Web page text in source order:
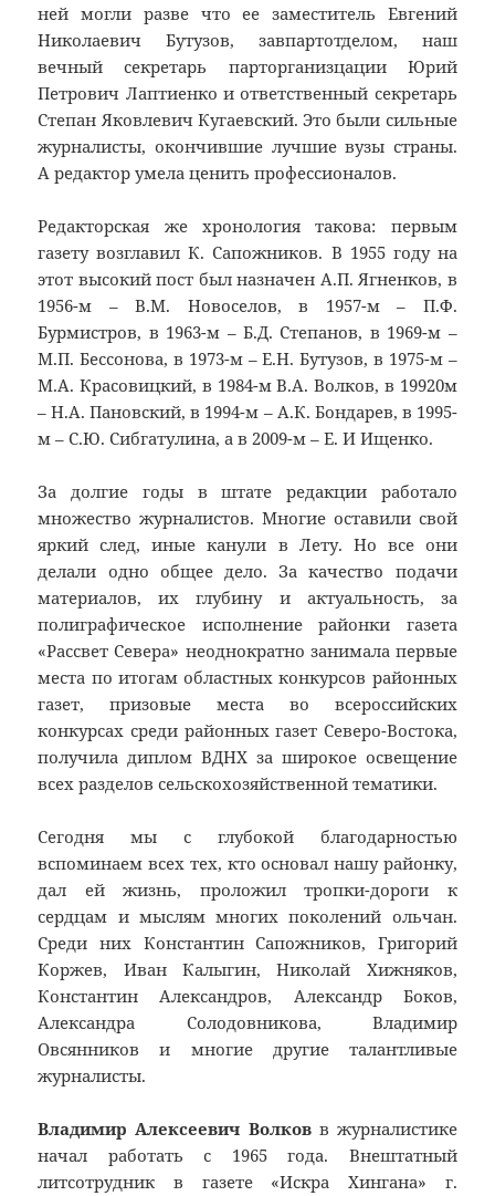
ней могли разве что ее заместитель Евгений
Николаевич Бутузов, завпартотделом, наш
вечный секретарь парторганизцации Юрий
Петрович Лаптиенко и ответственный секретарь
Степан Яковлевич Кугаевский. Это были сильные
журналисты, окончившие лучшие вузы страны.
А редактор умела ценить профессионалов.
Редакторская же хронология такова: первым
газету возглавил К. Сапожников. В 1955 году на
этот высокий пост был назначен А.П. Ягненков, в
1956-м – В.М. Новоселов, в 1957-м – П.Ф.
Бурмистров, в 1963-м – Б.Д. Степанов, в 1969-м –
М.П. Бессонова, в 1973-м – Е.Н. Бутузов, в 1975-м –
М.А. Красовицкий, в 1984-м В.А. Волков, в 19920м
– Н.А. Пановский, в 1994-м – А.К. Бондарев, в 1995-
м – С.Ю. Сибгатулина, а в 2009-м – Е. И Ищенко.
За долгие годы в штате редакции работало
множество журналистов. Многие оставили свой
яркий след, иные канули в Лету. Но все они
делали одно общее дело. За качество подачи
материалов, их глубину и актуальность, за
полиграфическое исполнение районки газета
«Рассвет Севера» неоднократно занимала первые
места по итогам областных конкурсов районных
газет, призовые места во всероссийских
конкурсах среди районных газет Северо-Востока,
получила диплом ВДНХ за широкое освещение
всех разделов сельскохозяйственной тематики.
Сегодня мы с глубокой благодарностью
вспоминаем всех тех, кто основал нашу районку,
дал ей жизнь, проложил тропки-дороги к
сердцам и мыслям многих поколений ольчан.
Среди них Константин Сапожников, Григорий
Коржев, Иван Калыгин, Николай Хижняков,
Константин Александров, Александр Боков,
Александра Солодовникова, Владимир
Овсянников и многие другие талантливые
журналисты.
Владимир Алексеевич Волковв журналистике
начал работать с 1965 года. Внештатный
литсотрудник в газете «Искра Хингана» г.